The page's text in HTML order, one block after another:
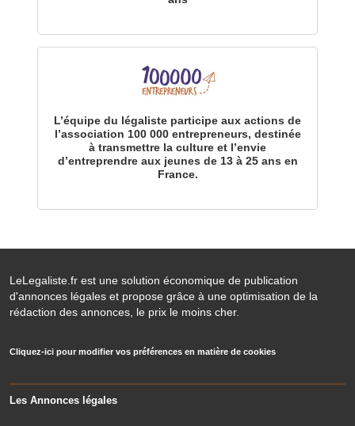
L’équipe du légaliste participe aux actions de
l’association 100 000 entrepreneurs, destinée
à transmettre la culture et l’envie
d’entreprendre aux jeunes de 13 à 25 ans en
France.
LeLegaliste.fr est une solution économique de publication
d'annonces légales et propose grâce à une optimisation de la
rédaction des annonces, le prix le moins cher.
Cliquez-ici pour modifier vos préférences en matière de cookies
Les Annonces légales